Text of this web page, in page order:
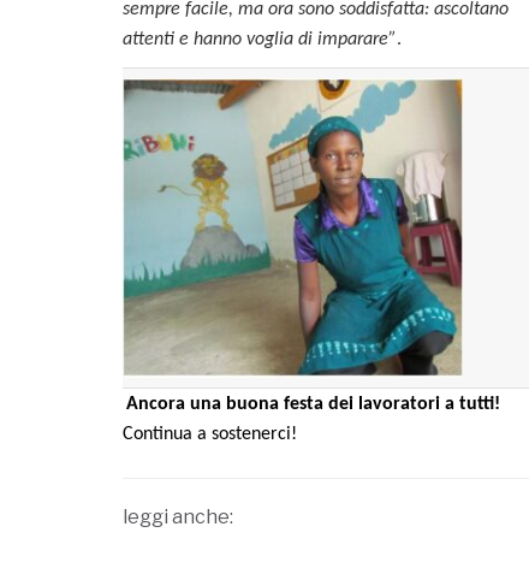
sempre facile, ma ora sono soddisfatta: ascoltano
attenti e hanno voglia di imparare”.
Ancora una buona festa dei lavoratori a tutti!
Continua a sostenerci!
leggi anche: